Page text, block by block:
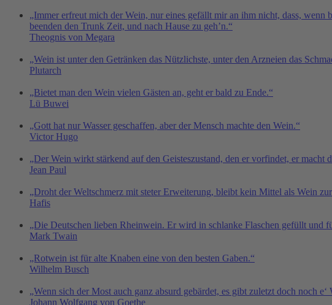
„Immer erfreut mich der Wein, nur eines gefällt mir an ihm nicht, dass,
beenden den Trunk Zeit, und nach Hause zu geh’n.“
Theognis von Megara
„Wein ist unter den Getränken das Nützlichste, unter den Arzneien das
Plutarch
„Bietet man den Wein vielen Gästen an, geht er bald zu Ende.“
Lü Buwei
„Gott hat nur Wasser geschaffen, aber der Mensch machte den Wein.“
Victor Hugo
„Der Wein wirkt stärkend auf den Geisteszustand, den er vorfindet, er macht
Jean Paul
„Droht der Weltschmerz mit steter Erweiterung, bleibt kein Mittel als Wein
Hafis
„Die Deutschen lieben Rheinwein. Er wird in schlanke Flaschen gefüllt und
Mark Twain
„Rotwein ist für alte Knaben eine von den besten Gaben.“
Wilhelm Busch
„Wenn sich der Most auch ganz absurd gebärdet, es gibt zuletzt doch noch e‘
Johann Wolfgang von Goethe